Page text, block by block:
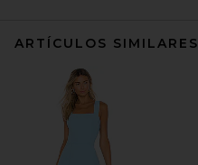
ARTÍCULOS SIMILARES